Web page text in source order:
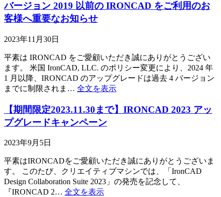
バージョン 2019 以前の IRONCAD をご利用のお
客様へ重要なお知らせ
2023年11月30日
平素は IRONCAD をご愛顧いただき誠にありがとうござい
ます。 米国 IronCAD, LLC. のポリシー変更により、2024 年
1 月以降、IRONCAD のアップグレードは過去 4 バージョン
までに制限されま… 全文を表示
【期間限定2023.11.30まで】IRONCAD 2023 アッ
プグレードキャンペーン
2023年9月5日
平素はIRONCADをご愛顧いただき誠にありがとうございま
す。 このたび、クリエイティブマシンでは、「IronCAD
Design Collaboration Suite 2023」の発売を記念して、
『IRONCAD 2… 全文を表示